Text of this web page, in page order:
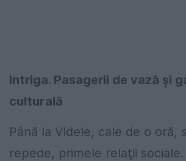
Intriga. Pasagerii de vază și
culturală
Până la Videle, cale de o oră,
repede, primele relaţii